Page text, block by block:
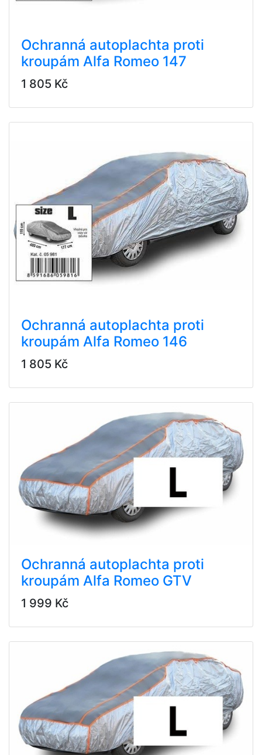
Ochranná autoplachta proti
kroupám Alfa Romeo 147
1 805 Kč
Ochranná autoplachta proti
kroupám Alfa Romeo 146
1 805 Kč
Ochranná autoplachta proti
kroupám Alfa Romeo GTV
1 999 Kč